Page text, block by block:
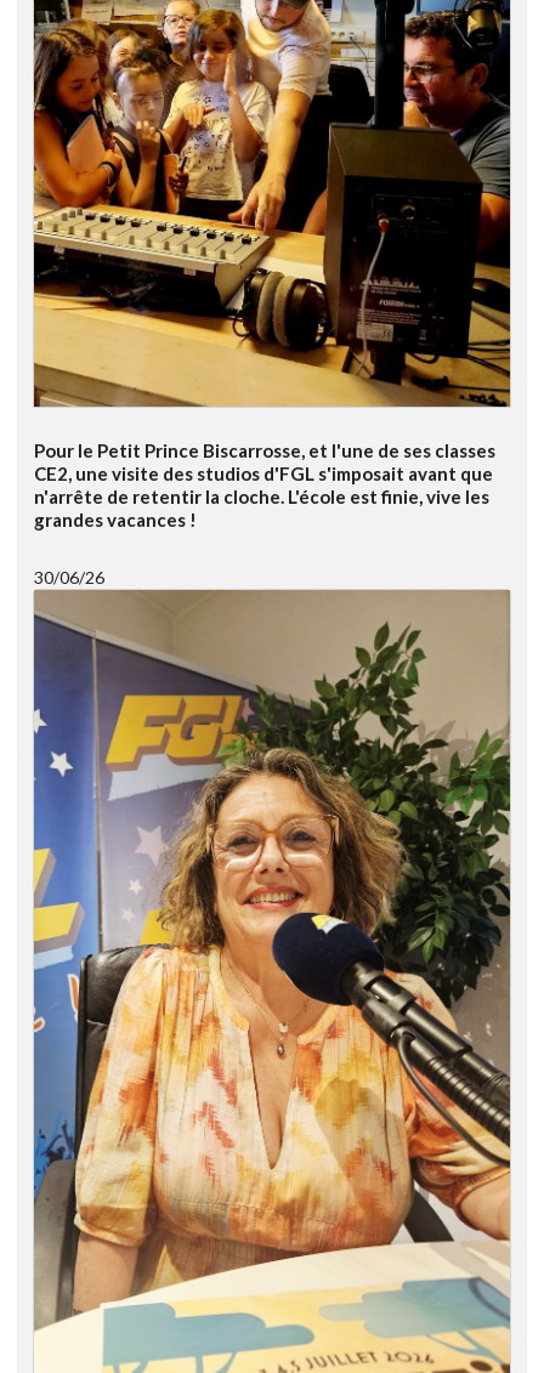
Pour le Petit Prince Biscarrosse, et l'une de ses classes
CE2, une visite des studios d'FGL s'imposait avant que
n'arrête de retentir la cloche. L'école est finie, vive les
grandes vacances !
30/06/26